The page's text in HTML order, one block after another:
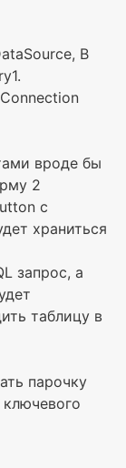
В
вроде бы
2
с
храниться
запрос, а
таблицу в
парочку